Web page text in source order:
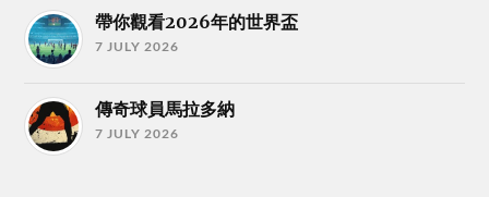
帶你觀看2026年的世界盃
7 JULY 2026
傳奇球員馬拉多納
7 JULY 2026